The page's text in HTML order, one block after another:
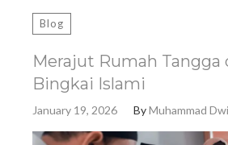
Blog
Merajut Rumah Tangga
Bingkai Islami
January 19, 2026 ByMuhammad